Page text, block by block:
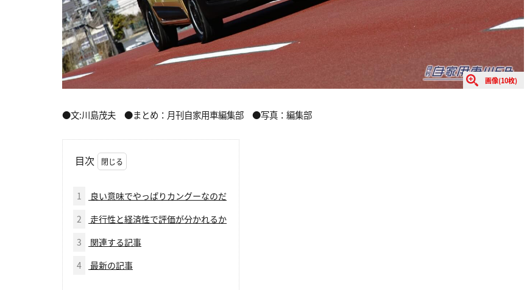
画像(10枚)
●文:川島茂夫 ●まとめ：月刊自家用車編集部 ●写真：編集部
目次
1
良い意味でやっぱりカングーなのだ
2
走行性と経済性で評価が分かれるか
3
関連する記事
4
最新の記事